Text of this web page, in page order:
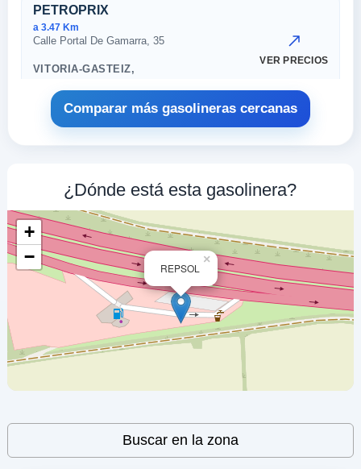
PETROPRIX
a 3.47 Km
Calle Portal De Gamarra, 35
VITORIA-GASTEIZ,
VER PRECIOS
REPSOL
a 3.82 Km
VITORIA-GASTEIZ,
ONAINDIA LOWCOST
a 3.87 Km
Calle Portal De Gamarra, 7
VITORIA-GASTEIZ,
VER PRECIOS
a 3.98 Km
VER PRECIOS
Comparar más gasolineras cercanas
¿Dónde está esta gasolinera?
REPSOL
×
+
−
Buscar en la zona